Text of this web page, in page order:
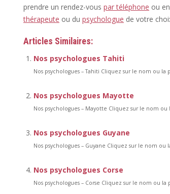
prendre un rendez-vous par téléphone ou en
thérapeute ou du psychologue de votre
Articles Similaires:
Nos psychologues Tahiti
Nos psychologues – Tahiti Cliquez sur le nom ou
Nos psychologues Mayotte
Nos psychologues – Mayotte Cliquez sur le nom
Nos psychologues Guyane
Nos psychologues – Guyane Cliquez sur le nom
Nos psychologues Corse
Nos psychologues – Corse Cliquez sur le nom ou